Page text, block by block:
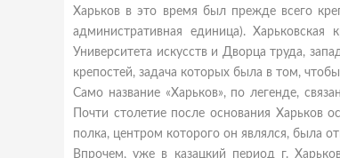
Харьков в это время был прежде всего
административная единица).
Университета искусств и Дворца труда,
крепостей, задача которых была в том,
Само название «Харьков», по легенде,
Почти столетие после основания
полка, центром которого он являлся, была
Впрочем, уже в казацкий период г.